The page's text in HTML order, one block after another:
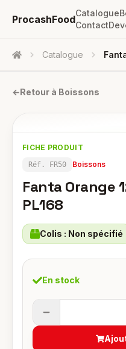
ProcashFood
Catalogue
Contact
Accueil Catalogue
←Retour à Boissons
FICHE PRODUIT
Réf. FR50 Boissons
Fanta Orange
PL168
Colis : Non spécifié
En stock